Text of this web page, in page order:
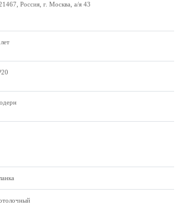
Россия, г. Москва, а/я 43